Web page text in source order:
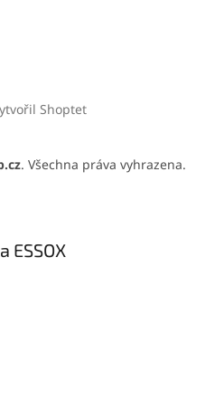
Shoptet
. Všechna práva vyhrazena.
ESSOX